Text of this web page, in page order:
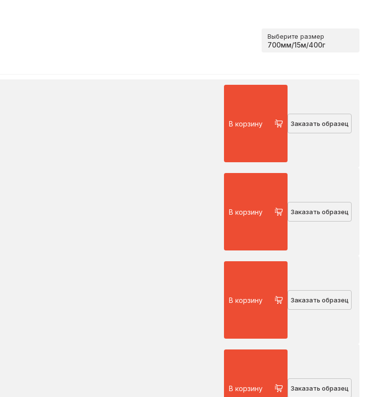
Выберите размер
В корзину Заказать образец
В корзину Заказать образец
В корзину Заказать образец
В корзину Заказать образец